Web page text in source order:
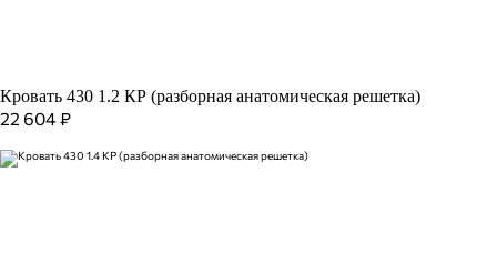
Кровать 430 1.2 КР (разборная анатомическая решетка)
22 604₽